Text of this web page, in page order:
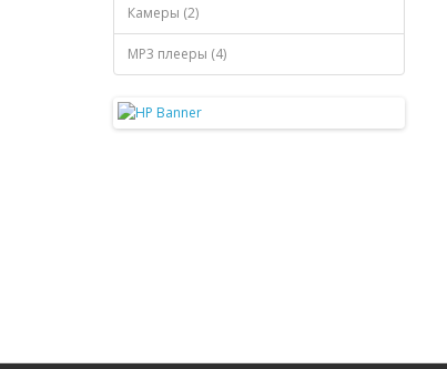
Камеры (2)
MP3 плееры (4)